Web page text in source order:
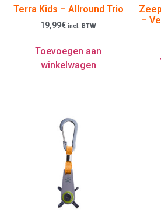
Terra Kids – Allround Trio
19,99€ incl. BTW
Toevoegen aan
winkelwagen
–